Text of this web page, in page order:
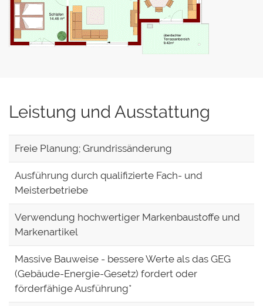
Leistung und Ausstattung
Freie Planung; Grundrissänderung
Ausführung durch qualifizierte Fach- und
Meisterbetriebe
Verwendung hochwertiger Markenbaustoffe und
Markenartikel
Massive Bauweise - bessere Werte als das GEG
(Gebäude-Energie-Gesetz) fordert oder
förderfähige Ausführung*